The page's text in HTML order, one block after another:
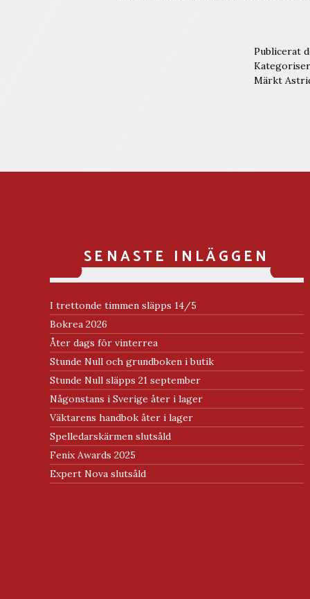
Publicerat
Märkt
SENASTE INLÄGGEN
I trettonde timmen släpps 14/5
Bokrea 2026
Åter dags för vinterrea
Stunde Null och grundboken i butik
Stunde Null släpps 21 september
Någonstans i Sverige åter i lager
Väktarens handbok åter i lager
Spelledarskärmen slutsåld
Fenix Awards 2025
Expert Nova slutsåld